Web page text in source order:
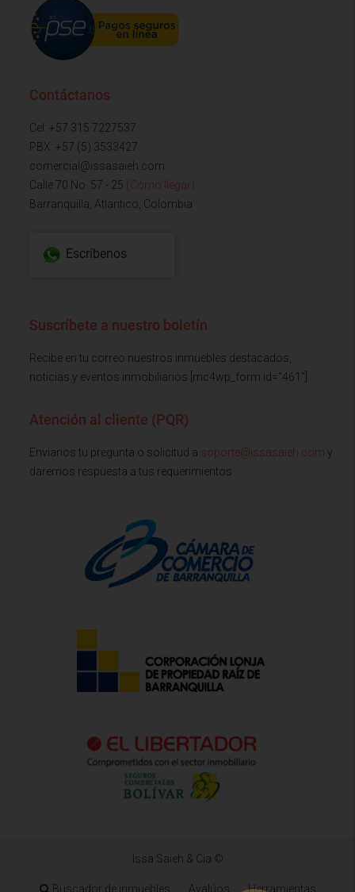
Contáctanos
Cel: +57 315 7227537
PBX: +57 (5) 3533427
comercial@issasaieh.com
Calle 70 No. 57 - 25 (Cómo llegar)
Barranquilla, Atlantico, Colombia
Escríbenos
Suscríbete a nuestro boletín
Recibe en tu correo nuestros inmuebles destacados,
noticias y eventos inmobiliarios [mc4wp_form id="461"]
Atención al cliente (PQR)
Envianos tu pregunta o solicitud a soporte@issasaieh.com y
daremos respuesta a tus requerimientos
Issa Saieh & Cia ©
Buscador de inmuebles Avalúos Herramientas